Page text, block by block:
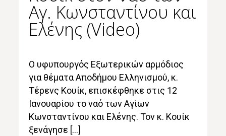
Αγ. Κωνσταντίνου και
Ελένης (Video)
O υφυπουργός Εξωτερικών αρμόδιος
για θέματα Αποδήμου Ελληνισμού, κ.
Τέρενς Κουίκ, επισκέφθηκε στις 12
Ιανουαρίου το ναό των Αγίων
Κωνσταντίνου και Ελένης. Τον κ. Κουίκ
ξενάγησε […]